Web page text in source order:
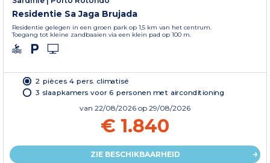
Residentie Sa Jaga Brujada
Residentie gelegen in een groen park op 1,5 km van het centrum.
Toegang tot kleine zandbaaien via een klein pad op 100 m.
2 pièces 4 pers. climatisé
3 slaapkamers voor 6 personen met airconditioning
van 22/08/2026 op 29/08/2026
€ 1.840
ZIE BESCHIKBAARHEID